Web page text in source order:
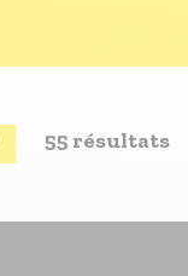
55 résultats